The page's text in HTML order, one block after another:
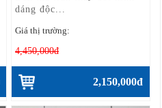
dáng độc...
Giá thị trường:
4,450,000đ
2,150,000đ